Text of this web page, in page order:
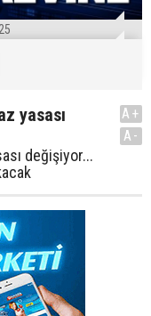
yasası
değişiyor...
A+
A-